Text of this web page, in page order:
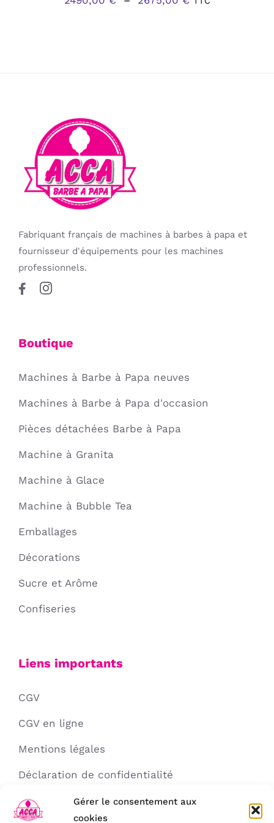
Gérer le consentement aux
cookies
Fabriquant français de machines à barbes à papa et
fournisseur d'équipements pour les machines
professionnels.
Boutique
Machines à Barbe à Papa neuves
Machines à Barbe à Papa d'occasion
Pièces détachées Barbe à Papa
Machine à Granita
Machine à Glace
Machine à Bubble Tea
Emballages
Décorations
Sucre et Arôme
Confiseries
Liens importants
CGV
CGV en ligne
Mentions légales
Déclaration de confidentialité
Politique de cookies